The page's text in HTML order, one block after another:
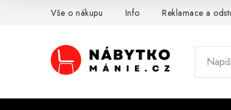
Vše o nákupu Info Reklamace a